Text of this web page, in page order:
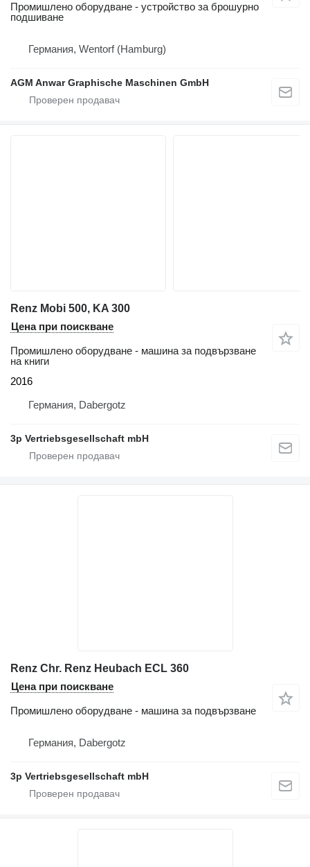
Промишлено оборудване - устройство за брошурно
подшиване
Германия, Wentorf (Hamburg)
AGM Anwar Graphische Maschinen GmbH
Renz Mobi 500, KA 300
Цена при поискване
Промишлено оборудване - машина за подвързване
на книги
2016
Германия, Dabergotz
3p Vertriebsgesellschaft mbH
Renz Chr. Renz Heubach ECL 360
Цена при поискване
Промишлено оборудване - машина за подвързване
Германия, Dabergotz
3p Vertriebsgesellschaft mbH